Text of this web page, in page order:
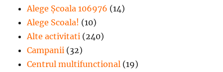
Alege Școala 106976 (14)
Alege Scoala! (10)
Alte activitati (240)
Campanii (32)
Centrul multifunctional (19)